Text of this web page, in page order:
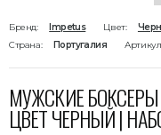
Бренд: Impetus Цвет:
Страна:
Португалия
МУЖСКИЕ БОКСЕРЫ
ЦВЕТ ЧЕРНЫЙ |